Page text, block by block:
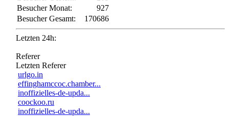
Besucher Monat:
927
Besucher Gesamt:
170686
Letzten 24h:
Referer
Letzten Referer
urlgo.in
effinghamccoc.chamber...
inoffizielles-de-upda...
coockoo.ru
inoffizielles-de-upda...